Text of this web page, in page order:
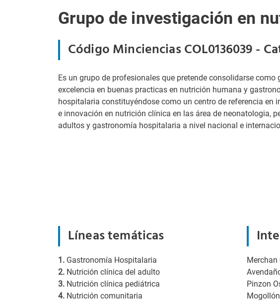
Grupo de investigación en
Código Minciencias COL0136039 -
Es un grupo de profesionales que pretende consolidarse como
excelencia en buenas practicas en nutrición humana y
hospitalaria constituyéndose como un centro de referencia en
e innovación en nutrición clínica en las área de neonatologia,
adultos y gastronomía hospitalaria a nivel nacional e
Líneas temáticas
1. Gastronomía Hospitalaria
2. Nutrición clínica del adulto
3. Nutrición clínica pediátrica
4. Nutrición comunitaria
Merchan
Pinzon